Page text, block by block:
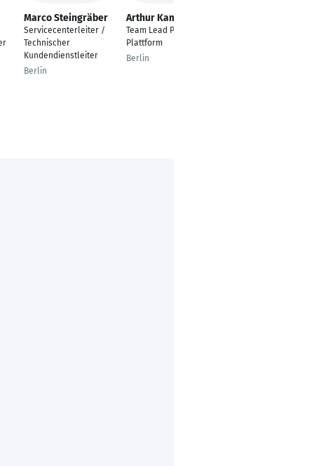
Marco Steingräber
Servicecenterleiter /
Technischer
Kundendienstleiter
Berlin
Arthur Kammler
Team Lead Power
Plattform
Berlin